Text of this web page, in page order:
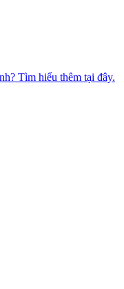
Tìm hiểu thêm tại đây.